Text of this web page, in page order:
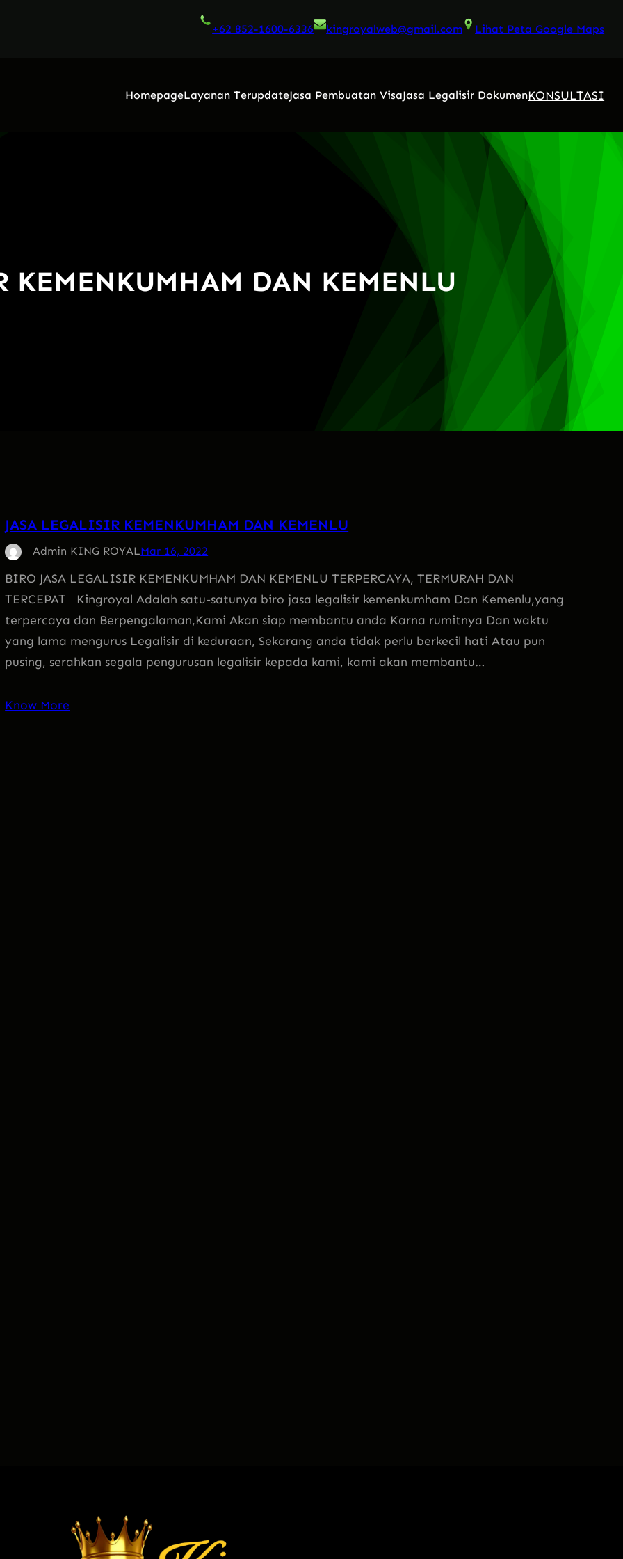
+62 852-1600-6336 kingroyalweb@gmail.com Lihat Peta Google Maps
HomepageLayanan TerupdateJasa Pembuatan VisaJasa Legalisir DokumenKONSULTASI
KEMENKUMHAM DAN KEMENLU
JASA LEGALISIR KEMENKUMHAM DAN KEMENLU
Admin KING ROYALMar 16, 2022
BIRO JASA LEGALISIR KEMENKUMHAM DAN KEMENLU TERPERCAYA, TERMURAH DAN
TERCEPAT Kingroyal Adalah satu-satunya biro jasa legalisir kemenkumham Dan Kemenlu,yang
terpercaya dan Berpengalaman,Kami Akan siap membantu anda Karna rumitnya Dan waktu
yang lama mengurus Legalisir di keduraan, Sekarang anda tidak perlu berkecil hati Atau pun
pusing, serahkan segala pengurusan legalisir kepada kami, kami akan membantu…
Know More